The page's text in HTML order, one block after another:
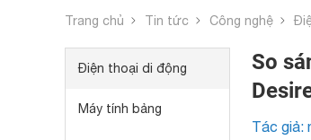
Trang chủ Tin tức Công nghệ
Điện thoại di động
Máy tính bảng
So
Tác giả: